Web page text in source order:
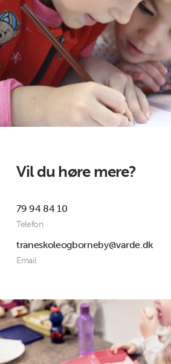
Vil du høre mere?
79 94 84 10
Telefon
traneskoleogborneby@varde.dk
Email